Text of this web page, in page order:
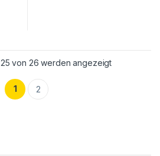
25 von 26 werden angezeigt
1 2